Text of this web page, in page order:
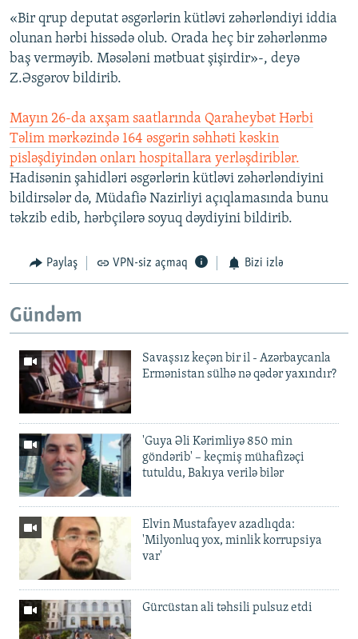
«Bir qrup deputat əsgərlərin kütləvi zəhərləndiyi iddia
olunan hərbi hissədə olub. Orada heç bir zəhərlənmə
baş verməyib. Məsələni mətbuat şişirdir»-, deyə
Z.Əsgərov bildirib.
Mayın 26-da axşam saatlarında Qaraheybət Hərbi
Təlim mərkəzində 164 əsgərin səhhəti kəskin
pisləşdiyindən onları hospitallara yerləşdiriblər.
Hadisənin şahidləri əsgərlərin kütləvi zəhərləndiyini
bildirsələr də, Müdafiə Nazirliyi açıqlamasında bunu
təkzib edib, hərbçilərə soyuq dəydiyini bildirib.
Paylaş VPN-siz açmaq Bizi izlə
Gündəm
Savaşsız keçən bir il - Azərbaycanla
Ermənistan sülhə nə qədər yaxındır?
'Guya Əli Kərimliyə 850 min
göndərib' – keçmiş mühafizəçi
tutuldu, Bakıya verilə bilər
Elvin Mustafayev azadlıqda:
'Milyonluq yox, minlik korrupsiya
var'
Gürcüstan ali təhsili pulsuz etdi